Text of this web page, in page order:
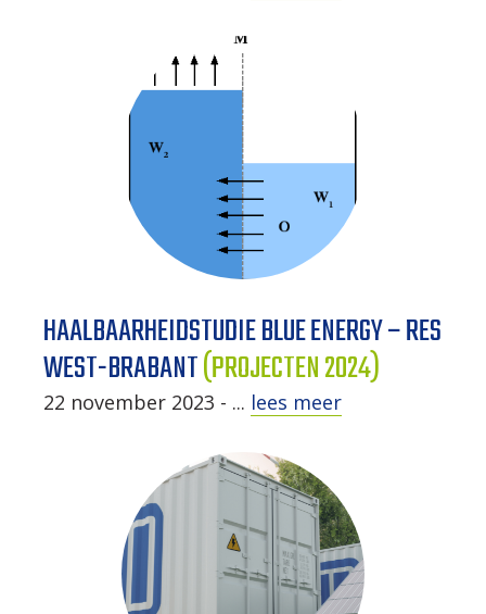
HAALBAARHEIDSTUDIE BLUE ENERGY – RES
WEST-BRABANT(PROJECTEN 2024)
22 november 2023 - ... lees meer